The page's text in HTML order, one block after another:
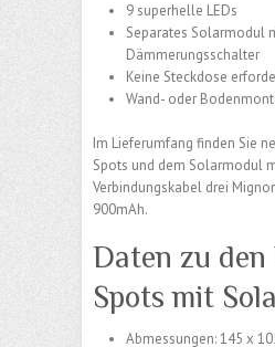
9 superhelle LEDs
Separates Solarmodul
Dämmerungsschalter
Keine Steckdose
Wand- oder
Im Lieferumfang finden Sie
Spots und dem Solarmodul
Verbindungskabel drei
900mAh.
Daten zu den
Spots mit
Abmessungen: 145 x